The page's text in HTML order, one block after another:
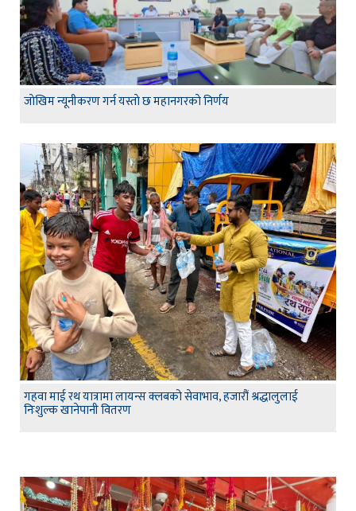
जाेखिम न्यूनीकरण गर्न यस्ताे छ महानगरकाे निर्णय
गहवा माई रथ यात्रामा लायन्स क्लबको सेवाभाव, हजारौं श्रद्धालुलाई
निःशुल्क खानेपानी वितरण